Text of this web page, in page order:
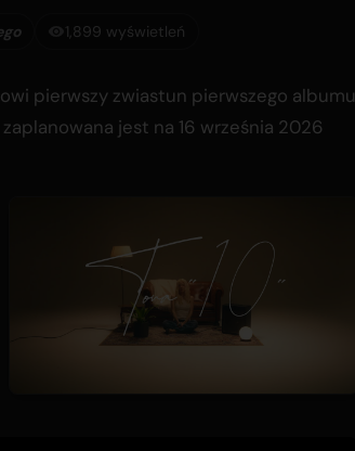
1,899 wyświetleń
pierwszy zwiastun pierwszego albumu
jest na 16 września 2026